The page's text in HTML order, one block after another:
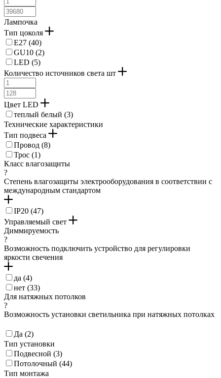
темная бронза (
темно-коричневый (
темно-серый (
терракот (
фиолетовый (
хром (234
черно-белый (
черный (
cветло-серый (
черный матовый (
шампань (
черный аннодированный (
коричневый античный (9)
никель-античный (
деревянный (
кремово-золотой (
пастельный светло-зеленый (
белый-античный (1)
сталь нержавеющая (1
стальной (
золотистый (
серебро матовое (2
никель-матовый (
латунь состаренный (2
коричн (1)
матовый латунь (
Лампочка
Тип цоколя
E27 (40)
GU10 (2)
LED (5)
Количество источников света шт
Цвет LED
теплый белый (3)
Технические характеристики
Тип подвеса
Провод (8)
Трос (1)
Класс влагозащиты
?
Степень влагозащиты электрооборудования в соответствии с
международным стандартом
IP20 (47)
Управляемый свет
Диммируемость
?
Возможность подключить устройство для регулировки
яркости свечения
да (4)
нет (33)
Для натяжных потолков
?
Возможность установки светильника при натяжных потолках
Да (2)
Тип установки
Подвесной (3)
Потолочный (44)
Тип монтажа